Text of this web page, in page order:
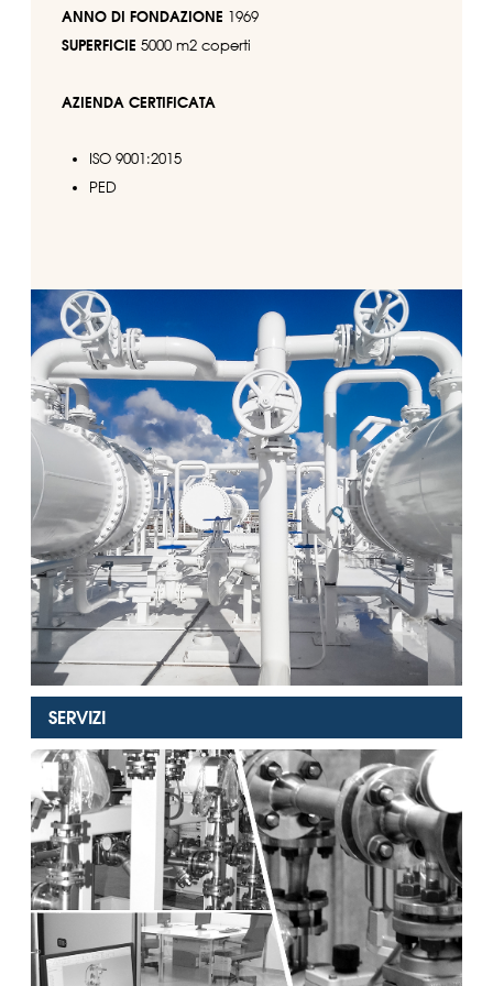
ANNO DI FONDAZIONE 1969
SUPERFICIE 5000 m2 coperti
AZIENDA CERTIFICATA
ISO 9001:2015
PED
SERVIZI